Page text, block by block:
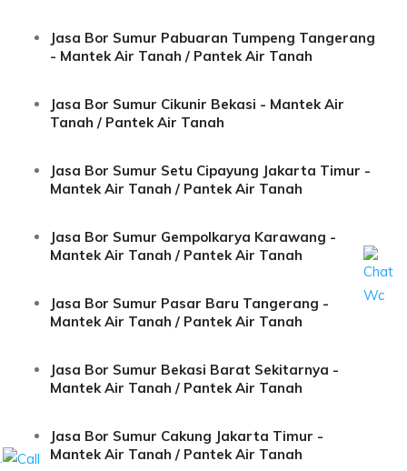
Jasa Bor Sumur Pabuaran Tumpeng Tangerang
- Mantek Air Tanah / Pantek Air Tanah
Jasa Bor Sumur Cikunir Bekasi - Mantek Air
Tanah / Pantek Air Tanah
Jasa Bor Sumur Setu Cipayung Jakarta Timur -
Mantek Air Tanah / Pantek Air Tanah
Jasa Bor Sumur Gempolkarya Karawang -
Mantek Air Tanah / Pantek Air Tanah
Jasa Bor Sumur Pasar Baru Tangerang -
Mantek Air Tanah / Pantek Air Tanah
Jasa Bor Sumur Bekasi Barat Sekitarnya -
Mantek Air Tanah / Pantek Air Tanah
Jasa Bor Sumur Cakung Jakarta Timur -
Mantek Air Tanah / Pantek Air Tanah